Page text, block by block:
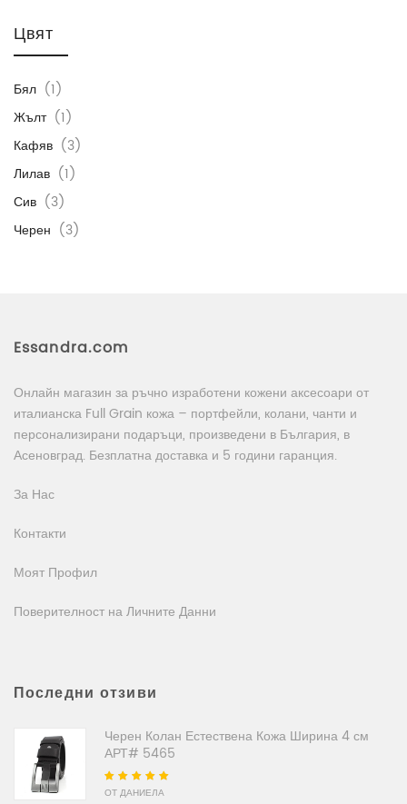
Цвят
Бял (1)
Жълт (1)
Кафяв (3)
Лилав (1)
Сив (3)
Черен (3)
Essandra.com
Онлайн магазин за ръчно изработени кожени аксесоари от
италианска Full Grain кожа – портфейли, колани, чанти и
персонализирани подаръци, произведени в България, в
Асеновград. Безплатна доставка и 5 години гаранция.
За Нас
Контакти
Моят Профил
Поверителност на Личните Данни
Последни отзиви
Черен Колан Естествена Кожа Ширина 4 см
АРТ# 5465
Оценено на5
ОТ ДАНИЕЛА